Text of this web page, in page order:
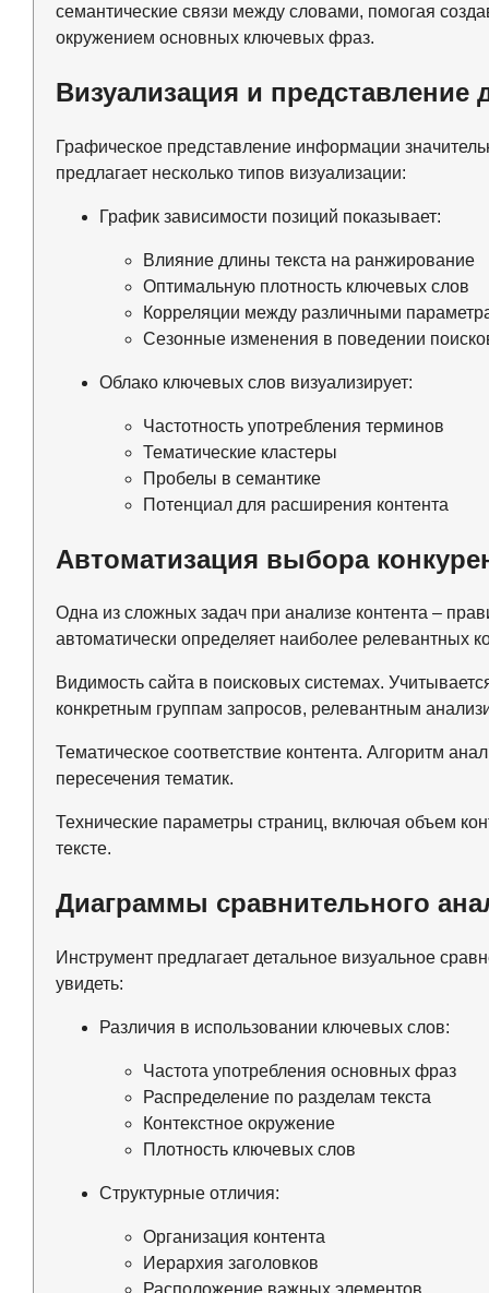
семантические связи между словами, помогая
окружением основных ключевых фраз.
Визуализация и представление
Графическое представление информации
предлагает несколько типов визуализации:
График зависимости позиций показывает:
Влияние длины текста на ранжирование
Оптимальную плотность ключевых слов
Корреляции между различными
Сезонные изменения в поведении
Облако ключевых слов визуализирует:
Частотность употребления терминов
Тематические кластеры
Пробелы в семантике
Потенциал для расширения контента
Автоматизация выбора
Одна из сложных задач при анализе контента –
автоматически определяет наиболее релевантных
Видимость сайта в поисковых системах.
конкретным группам запросов, релевантным
Тематическое соответствие контента. Алгоритм
пересечения тематик.
Технические параметры страниц, включая объем
тексте.
Диаграммы сравнительного
Инструмент предлагает детальное визуальное
увидеть:
Различия в использовании ключевых слов:
Частота употребления основных фраз
Распределение по разделам текста
Контекстное окружение
Плотность ключевых слов
Структурные отличия:
Организация контента
Иерархия заголовков